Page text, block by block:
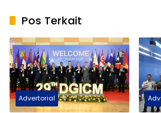
Pos Terkait
Advertorial